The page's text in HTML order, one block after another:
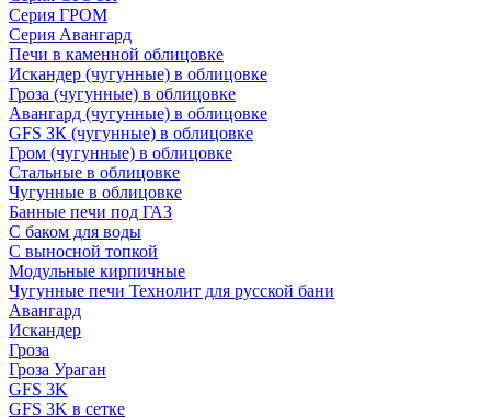
Серия ГРОМ
Серия Авангард
Печи в каменной облицовке
Искандер (чугунные) в облицовке
Гроза (чугунные) в облицовке
Авангард (чугунные) в облицовке
GFS ЗК (чугунные) в облицовке
Гром (чугунные) в облицовке
Стальные в облицовке
Чугунные в облицовке
Банные печи под ГАЗ
С баком для воды
С выносной топкой
Модульные кирпичные
Чугунные печи Технолит для русской бани
Авангард
Искандер
Гроза
Гроза Ураган
GFS 3K
GFS 3K в сетке